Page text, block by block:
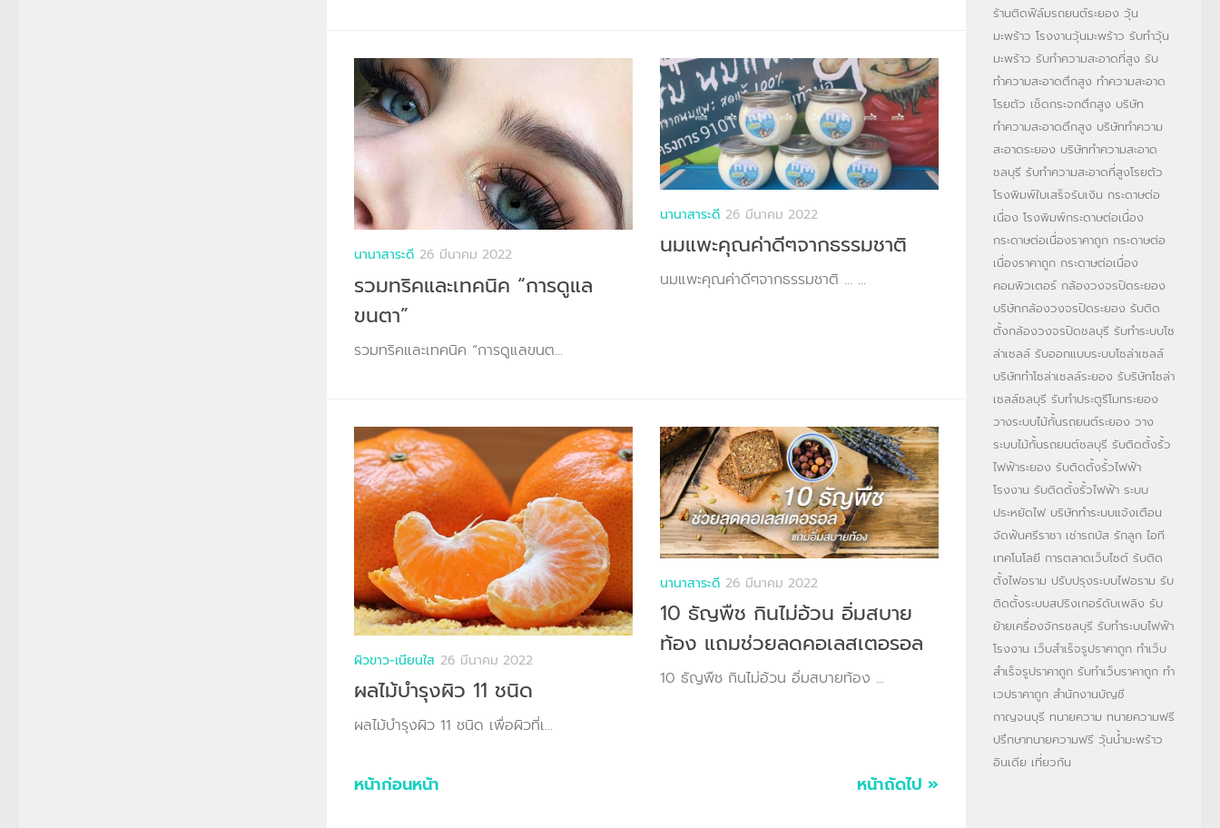
นานาสาระดี 26 มีนาคม 2022
รวมทริคและเทคนิค “การดูแล
ขนตา”
รวมทริคและเทคนิค “การดูแลขนต...
นานาสาระดี 26 มีนาคม 2022
นมแพะคุณค่าดีๆจากธรรมชาติ
นมแพะคุณค่าดีๆจากธรรมชาติ … ...
ผิวขาว-เนียนใส 26 มีนาคม 2022
ผลไม้บำรุงผิว 11 ชนิด
ผลไม้บำรุงผิว 11 ชนิด เพื่อผิวที่เ...
นานาสาระดี 26 มีนาคม 2022
10 ธัญพืช กินไม่อ้วน อิ่มสบาย
ท้อง แถมช่วยลดคอเลสเตอรอล
10 ธัญพืช กินไม่อ้วน อิ่มสบายท้อง ...
หน้าก่อนหน้า หน้าถัดไป »
ร้านติดฟิล์มรถยนต์ระยอง วุ้น
มะพร้าว โรงงานวุ้นมะพร้าว รับทำวุ้น
มะพร้าว รับทำความสะอาดที่สูง รับ
ทำความสะอาดตึกสูง ทำความสะอาด
โรยตัว เช็ดกระจกตึกสูง บริษัท
ทำความสะอาดตึกสูง บริษัททำความ
สะอาดระยอง บริษัททำความสะอาด
ชลบุรี รับทำความสะอาดที่สูงโรยตัว
โรงพิมพ์ใบเสร็จรับเงิน กระดาษต่อ
เนื่อง โรงพิมพ์กระดาษต่อเนื่อง
กระดาษต่อเนื่องราคาถูก กระดาษต่อ
เนื่องราคาถูก กระดาษต่อเนื่อง
คอมพิวเตอร์ กล้องวงจรปิดระยอง
บริษัทกล้องวงจรปิดระยอง รับติด
ตั้งกล้องวงจรปิดชลบุรี รับทำระบบโซ
ล่าเซลล์ รับออกแบบระบบโซล่าเซลล์
บริษัททำโซล่าเซลล์ระยอง รับริษัทโซล่า
เซลล์ชลบุรี รับทำประตูรีโมทระยอง
วางระบบไม้กั้นรถยนต์ระยอง วาง
ระบบไม้กั้นรถยนต์ชลบุรี รับติดตั้งรั้ว
ไฟฟ้าระยอง รับติดตั้งรั้วไฟฟ้า
โรงงาน รับติดตั้งรั้วไฟฟ้า ระบบ
ประหยัดไฟ บริษัททำระบบแจ้งเตือน
จัดฟันศรีราชา เช่ารถบัส รักลูก ไอที
เทคโนโลยี การตลาดเว็บไซต์ รับติด
ตั้งไฟอราม ปรับปรุงระบบไฟอราม รับ
ติดตั้งระบบสปริงเกอร์ดับเพลิง รับ
ย้ายเครื่องจักรชลบุรี รับทำระบบไฟฟ้า
โรงงาน เว็บสำเร็จรูปราคาถูก ทำเว็บ
สำเร็จรูปราคาถูก รับทำเว็บราคาถูก ทำ
เวปราคาถูก สำนักงานบัญชี
กาญจนบุรี ทนายความ ทนายความฟรี
ปรึกษาทนายความฟรี วุ้นน้ำมะพร้าว
อินเดีย เที่ยวกัน